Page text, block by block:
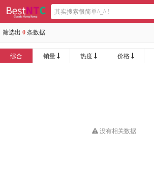
筛选出 0 条数据
综合 销量 热度 价格
没有相关数据